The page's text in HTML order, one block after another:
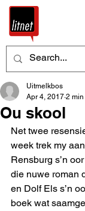
Ou skool
Uitmelkbos
Apr 4, 2017 2 min
Net twee
week trek my
Rensburg s’n oor
die nuwe roman
en Dolf Els s’n
boek wat